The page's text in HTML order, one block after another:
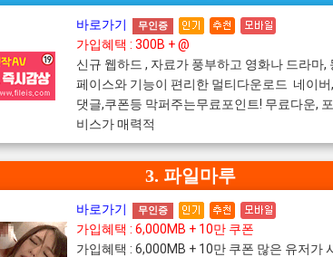
바로가기 무인증
가입혜택 : 300B + @
신규 웹하드 , 자료가 풍부하고 영화나 드라마,
페이스와 기능이 편리한 멀티다운로드 네이
댓글,쿠폰등 막퍼주는무료포인트! 무료다운,
비스가 매력적
3. 파일마루
바로가기 무인증
가입혜택 : 6,000MB + 10만 쿠폰
가입혜택 : 6,000MB + 10만 쿠폰 많은 유저가